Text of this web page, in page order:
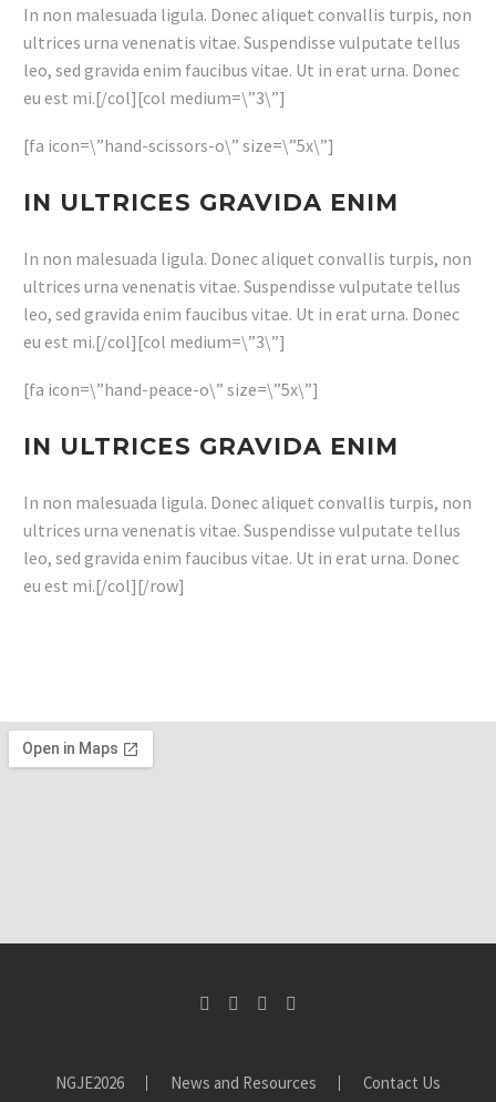
In non malesuada ligula. Donec aliquet convallis turpis, non
ultrices urna venenatis vitae. Suspendisse vulputate tellus
leo, sed gravida enim faucibus vitae. Ut in erat urna. Donec
eu est mi.[/col][col medium=\”3\”]
[fa icon=\”hand-scissors-o\” size=\”5x\”]
IN ULTRICES GRAVIDA ENIM
In non malesuada ligula. Donec aliquet convallis turpis, non
ultrices urna venenatis vitae. Suspendisse vulputate tellus
leo, sed gravida enim faucibus vitae. Ut in erat urna. Donec
eu est mi.[/col][col medium=\”3\”]
[fa icon=\”hand-peace-o\” size=\”5x\”]
IN ULTRICES GRAVIDA ENIM
In non malesuada ligula. Donec aliquet convallis turpis, non
ultrices urna venenatis vitae. Suspendisse vulputate tellus
leo, sed gravida enim faucibus vitae. Ut in erat urna. Donec
eu est mi.[/col][/row]
NGJE2026 News and Resources
Contact Us